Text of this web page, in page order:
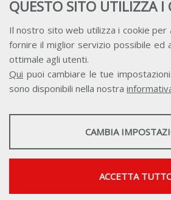
QUESTO SITO UTILIZZA I
Il nostro sito web utilizza i cookie per
fornire il miglior servizio possibile ed
ottimale agli utenti.
Qui puoi cambiare le tue
sono disponibili nella nostra
STATISTICHE
Mostra maggiori informazioni
Google Analytics
CAMBIA
ACCETTA
Accesso Aderenti
Accesso Consulta
Accesso Team
Contatti Privacy